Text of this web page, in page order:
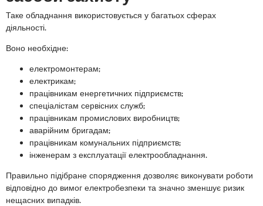
Таке обладнання використовується у багатьох сферах
діяльності.
Воно необхідне:
електромонтерам;
електрикам;
працівникам енергетичних підприємств;
спеціалістам сервісних служб;
працівникам промислових виробництв;
аварійним бригадам;
працівникам комунальних підприємств;
інженерам з експлуатації електрообладнання.
Правильно підібране спорядження дозволяє виконувати роботи
відповідно до вимог електробезпеки та значно зменшує ризик
нещасних випадків.